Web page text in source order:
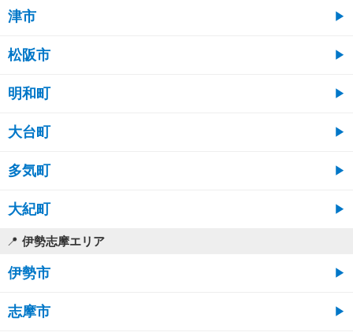
津市
松阪市
明和町
大台町
多気町
大紀町
伊勢志摩エリア
伊勢市
志摩市